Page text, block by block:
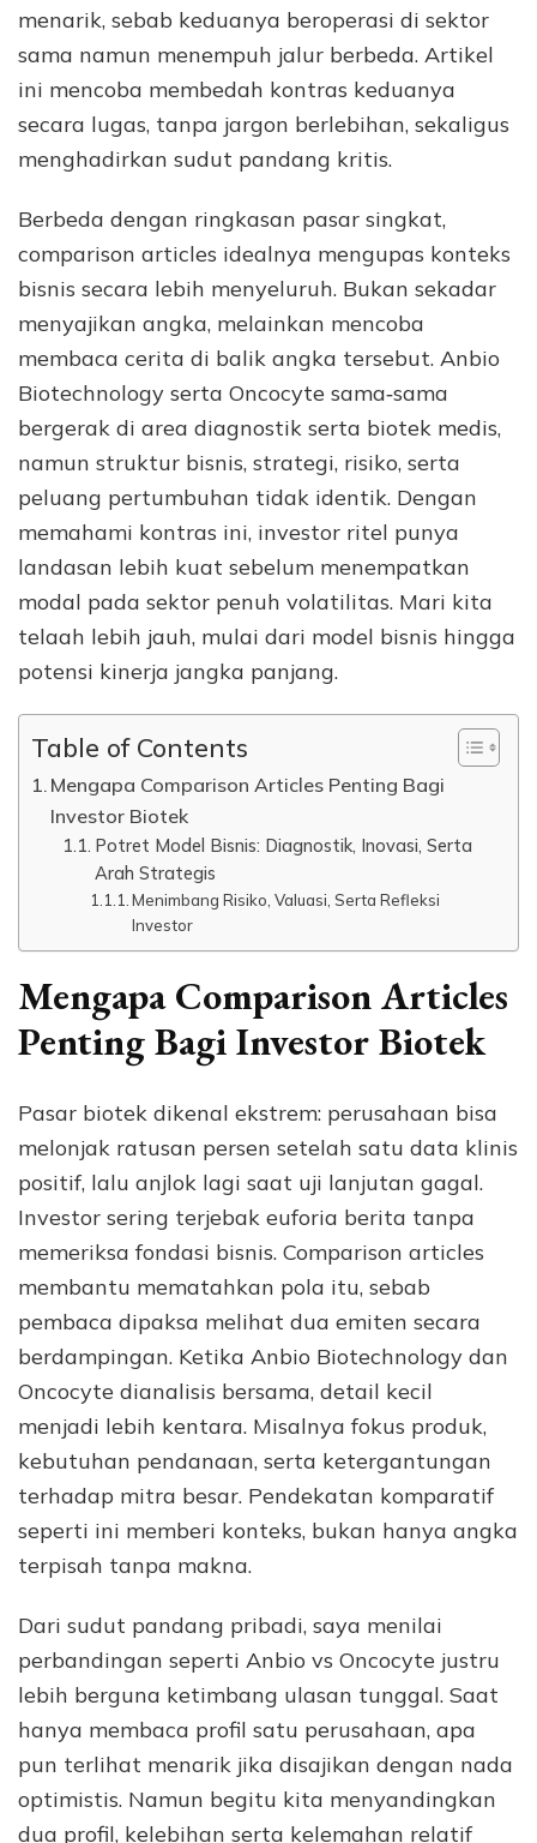
menarik, sebab keduanya beroperasi di sektor
sama namun menempuh jalur berbeda. Artikel
ini mencoba membedah kontras keduanya
secara lugas, tanpa jargon berlebihan, sekaligus
menghadirkan sudut pandang kritis.
Berbeda dengan ringkasan pasar singkat,
comparison articles idealnya mengupas konteks
bisnis secara lebih menyeluruh. Bukan sekadar
menyajikan angka, melainkan mencoba
membaca cerita di balik angka tersebut. Anbio
Biotechnology serta Oncocyte sama‑sama
bergerak di area diagnostik serta biotek medis,
namun struktur bisnis, strategi, risiko, serta
peluang pertumbuhan tidak identik. Dengan
memahami kontras ini, investor ritel punya
landasan lebih kuat sebelum menempatkan
modal pada sektor penuh volatilitas. Mari kita
telaah lebih jauh, mulai dari model bisnis hingga
potensi kinerja jangka panjang.
Table of Contents
Mengapa Comparison Articles Penting Bagi
Investor Biotek
Potret Model Bisnis: Diagnostik, Inovasi, Serta
Arah Strategis
Menimbang Risiko, Valuasi, Serta Refleksi
Investor
Mengapa Comparison Articles
Penting Bagi Investor Biotek
Pasar biotek dikenal ekstrem: perusahaan bisa
melonjak ratusan persen setelah satu data klinis
positif, lalu anjlok lagi saat uji lanjutan gagal.
Investor sering terjebak euforia berita tanpa
memeriksa fondasi bisnis. Comparison articles
membantu mematahkan pola itu, sebab
pembaca dipaksa melihat dua emiten secara
berdampingan. Ketika Anbio Biotechnology dan
Oncocyte dianalisis bersama, detail kecil
menjadi lebih kentara. Misalnya fokus produk,
kebutuhan pendanaan, serta ketergantungan
terhadap mitra besar. Pendekatan komparatif
seperti ini memberi konteks, bukan hanya angka
terpisah tanpa makna.
Dari sudut pandang pribadi, saya menilai
perbandingan seperti Anbio vs Oncocyte justru
lebih berguna ketimbang ulasan tunggal. Saat
hanya membaca profil satu perusahaan, apa
pun terlihat menarik jika disajikan dengan nada
optimistis. Namun begitu kita menyandingkan
dua profil, kelebihan serta kelemahan relatif